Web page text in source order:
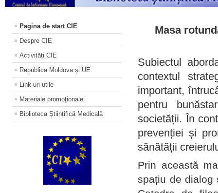
Pagina de start CIE
Despre CIE
Activități CIE
Republica Moldova și UE
Link-uri utile
Materiale promoţionale
Biblioteca Științifică Medicală
Masa
Subiectul
contextul
important,
pentru
societății. În
prevenției și
sănătății
Prin această
spațiu de dialog